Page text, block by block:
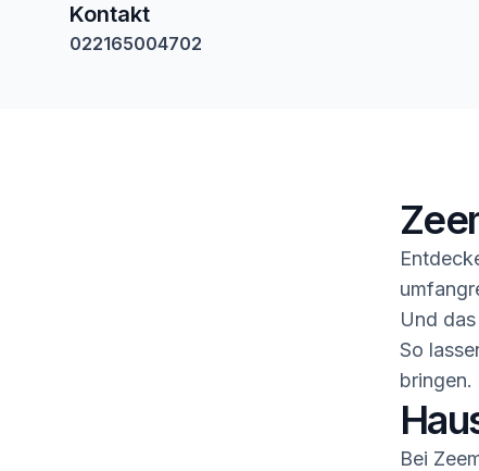
Kontakt
022165004702
Und
So
bringen.
Bei